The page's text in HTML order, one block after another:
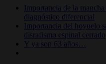
Importancia de la
diagnóstico diferencial
Importancia del hoyuelo
disrafismo espinal cerrado
Y ya son 63 años…